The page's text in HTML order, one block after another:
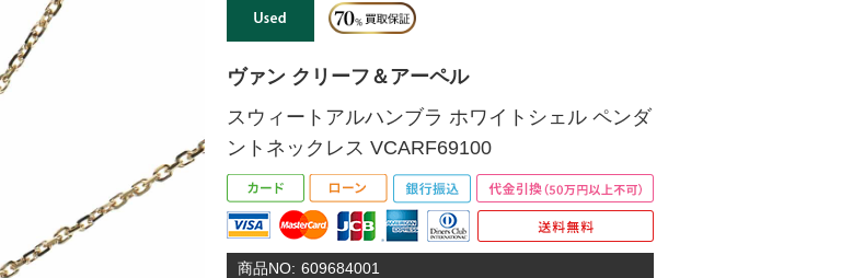
ヴァン クリーフ＆アーペル
スウィートアルハンブラ ホワイトシェル ペンダ
ントネックレス VCARF69100
商品NO: 609684001